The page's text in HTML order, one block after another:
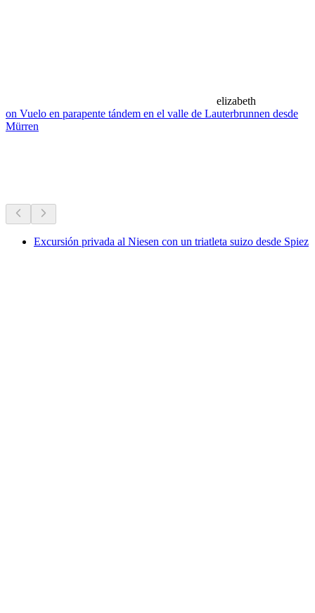
elizabeth
on Vuelo en parapente tándem en el valle de Lauterbrunnen desde
Mürren
Excursión privada al Niesen con un triatleta suizo desde Spiez